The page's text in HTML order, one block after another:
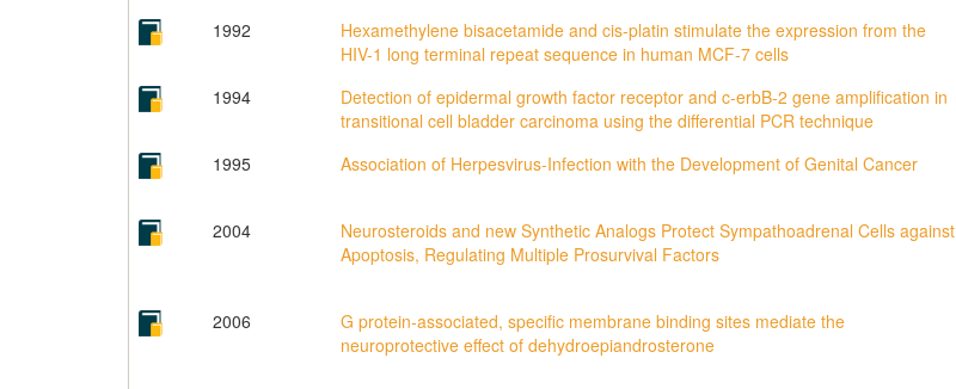
1992
Hexamethylene bisacetamide and cis-platin stimulate the expression from the
HIV-1 long terminal repeat sequence in human MCF-7 cells
1994
Detection of epidermal growth factor receptor and c-erbB-2 gene amplification in
transitional cell bladder carcinoma using the differential PCR technique
1995
Association of Herpesvirus-Infection with the Development of Genital Cancer
2004
Neurosteroids and new Synthetic Analogs Protect Sympathoadrenal Cells against
Apoptosis, Regulating Multiple Prosurvival Factors
2006
G protein-associated, specific membrane binding sites mediate the
neuroprotective effect of dehydroepiandrosterone